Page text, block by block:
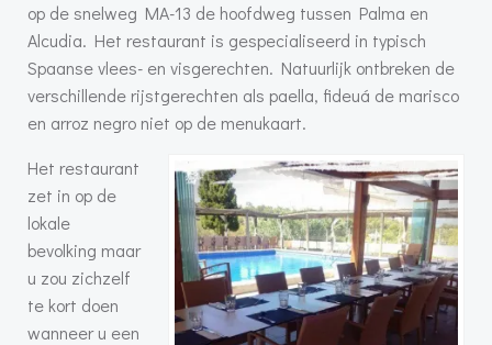
op de snelweg MA-13 de hoofdweg tussen Palma en
Alcudia. Het restaurant is gespecialiseerd in typisch
Spaanse vlees- en visgerechten. Natuurlijk ontbreken de
verschillende rijstgerechten als paella, fideuá de marisco
en arroz negro niet op de menukaart.
Het restaurant
zet in op de
lokale
bevolking maar
u zou zichzelf
te kort doen
wanneer u een